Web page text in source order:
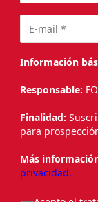
Información
Responsable:
Finalidad:
para
Más
privacidad.